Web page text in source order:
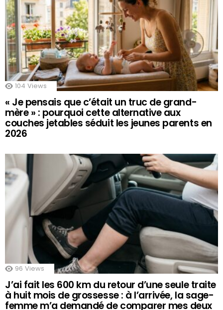
104 Views
« Je pensais que c’était un truc de grand-
mère » : pourquoi cette alternative aux
couches jetables séduit les jeunes parents en
2026
96 Views
J’ai fait les 600 km du retour d’une seule traite
à huit mois de grossesse : à l’arrivée, la sage-
femme m’a demandé de comparer mes deux